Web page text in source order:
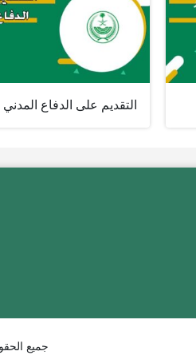
التقديم على الدفاع المدني
جميع